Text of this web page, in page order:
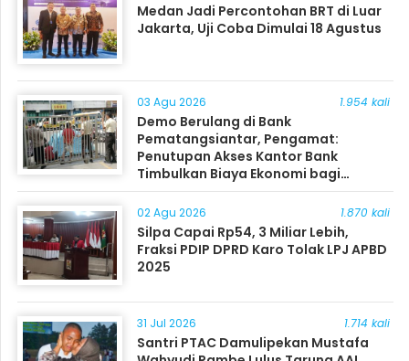
Medan Jadi Percontohan BRT di Luar
Jakarta, Uji Coba Dimulai 18 Agustus
03 Agu 2026 1.954 kali
Demo Berulang di Bank
Pematangsiantar, Pengamat:
Penutupan Akses Kantor Bank
Timbulkan Biaya Ekonomi bagi
Masyarakat
02 Agu 2026 1.870 kali
Silpa Capai Rp54, 3 Miliar Lebih,
Fraksi PDIP DPRD Karo Tolak LPJ APBD
2025
31 Jul 2026 1.714 kali
Santri PTAC Damulipekan Mustafa